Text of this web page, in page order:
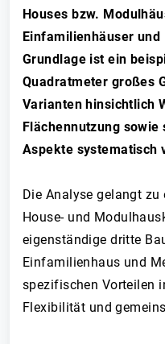
Houses bzw.
Einfamilienhäuser
Grundlage ist ein
Quadratmeter großes
Varianten hinsichtlich
Flächennutzung
Aspekte systematisch
Die Analyse gelangt
House- und
eigenständige dritte
Einfamilienhaus und
spezifischen Vorteilen
Flexibilität und